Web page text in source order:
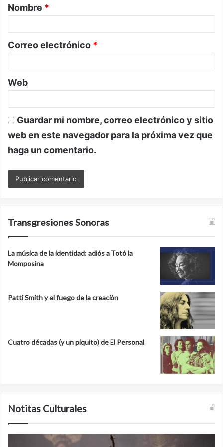
r
o
*
Nombre *
Correo electrónico *
Web
Guardar mi nombre, correo electrónico y sitio
web en este navegador para la próxima vez que
haga un comentario.
Transgresiones Sonoras
La música de la identidad: adiós a Totó la
Momposina
Patti Smith y el fuego de la creación
Cuatro décadas (y un piquito) de El Personal
Notitas Culturales
Minanbé,